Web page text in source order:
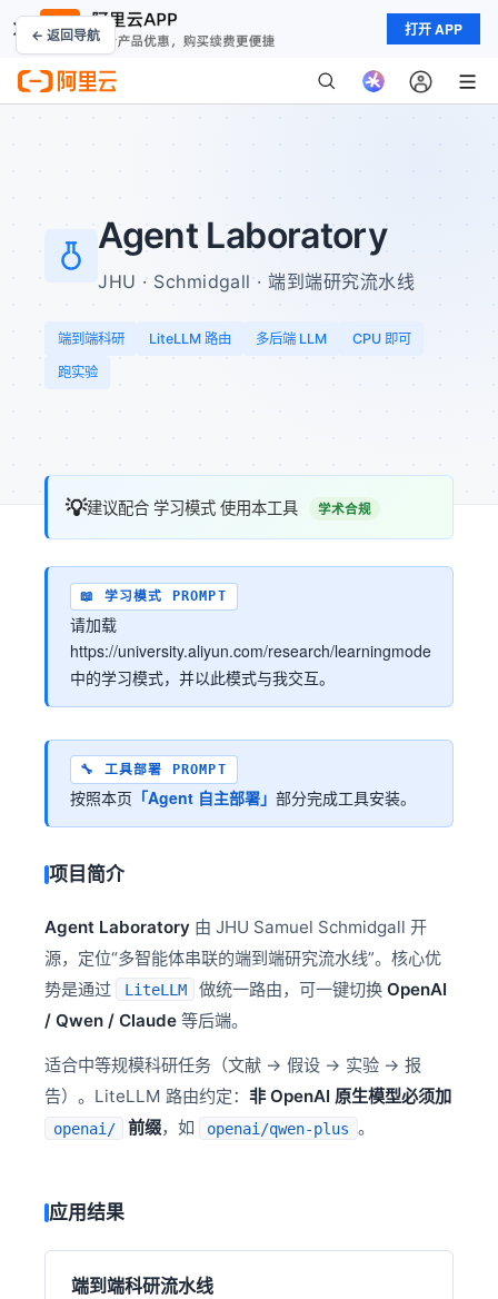
打开 APP
← 返回导航
Agent Laboratory
JHU · Schmidgall · 端到端研究流水线
端到端科研 LiteLLM 路由 多后端 LLM CPU 即可
跑实验
💡建议配合 学习模式 使用本工具 学术合规
📖 学习模式 PROMPT
请加载
https://university.aliyun.com/research/learningmode
中的学习模式，并以此模式与我交互。
🔧 工具部署 PROMPT
按照本页 「Agent 自主部署」 部分完成工具安装。
项目简介
Agent Laboratory 由 JHU Samuel Schmidgall 开
源，定位“多智能体串联的端到端研究流水线”。核心优
势是通过
LiteLLM 做统一路由，可一键切换OpenAI
/ Qwen / Claude 等后端。
适合中等规模科研任务（文献 → 假设 → 实验 → 报
告）。LiteLLM 路由约定：非 OpenAI 原生模型必须加
openai/ 前缀，如 openai/qwen-plus 。
应用结果
端到端科研流水线